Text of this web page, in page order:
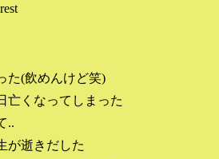
た(飲めんけど笑)
亡くなってしまった
..
が逝きだした